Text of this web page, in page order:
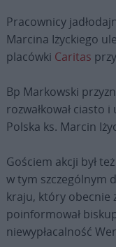
Pracownicy
Marcina Iżyckiego
placówki Caritas
Bp Markowski
rozwałkował ciasto
Polska ks. Marcin
Gościem akcji był
w tym szczególnym
kraju, który obecnie
poinformował
niewypłacalność